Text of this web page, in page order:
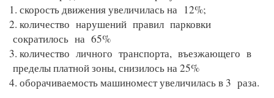
1. скорость движения увеличилась на 12%;
2. количество нарушений правил парковки
сократилось на 65%
3. количество личного транспорта, въезжающего в
пределы платной зоны, снизилось на 25%
4. оборачиваемость машиномест увеличилась в 3 раза.